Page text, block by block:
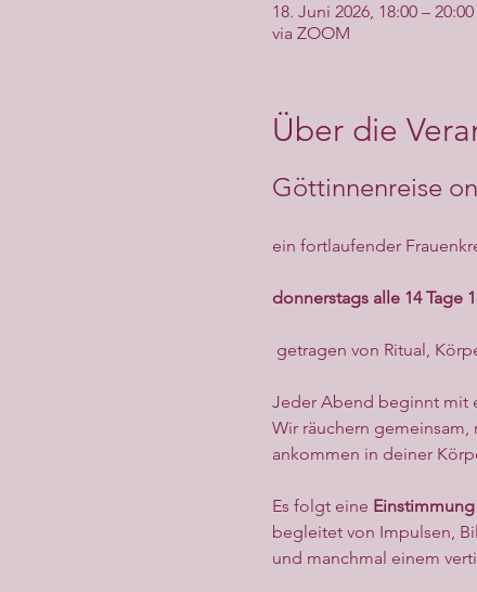
18. Juni 2026, 18:00 – 20:00
via ZOOM
Über die
Göttinnenreise
ein fortlaufender
donnerstags alle 14 Tage
getragen von Ritual,
Jeder Abend beginnt mit
Wir räuchern gemeinsam,
ankommen in deiner
Es folgt eine
begleitet von Impulsen,
und manchmal einem